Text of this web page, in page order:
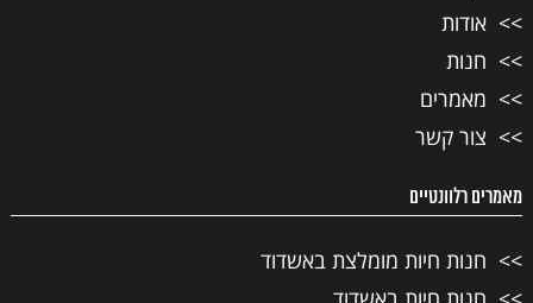
אודות
חנות
מאמרים
צור קשר
מאמרים רלוונטיים
חנות חיות מומלצת באשדוד